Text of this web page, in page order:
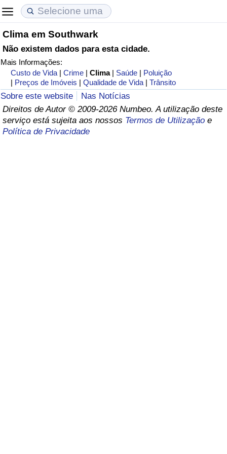
Clima em Southwark
Não existem dados para esta cidade.
Mais Informações:
Custo de Vida |Crime |Clima | Saúde | Poluição
| Preços de Imóveis |Qualidade de Vida |Trânsito
Sobre este website
Nas Notícias
Direitos de Autor © 2009-2026 Numbeo. A utilização deste
serviço está sujeita aos nossos Termos de Utilização e
Política de Privacidade
Custo de Vida
Indicador de Custo de Vida (Atual)
Indicador de Custo de Vida
Indicador de Custo de Vida Por País
Preços de Imóveis
Indicador de Preços de Imóveis (Atual)
Indicador de Preços de Imóveis
Indicador de Preços de Imóveis por País
Qualidade de Vida
Indicador de Qualidade de Vida
Indicador de Qualidade de Vida (Atual)
Índice de qualidade de vida por país